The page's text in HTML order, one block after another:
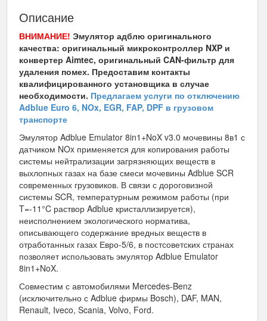
Описание
ВНИМАНИЕ! Эмулятор адблю оригинального
качества: оригинальный микроконтроллер NXP и
конвертер Aimtec, оригинальный CAN-фильтр для
удаления помех. Предоставим контакты
квалифицированного установщика в случае
необходимости. Предлагаем услуги по отключению
Adblue Euro 6, NOx, EGR, FAP, DPF в грузовом
транспорте
Эмулятор Adblue Emulator 8in1+NoX v3.0 мочевины 8в1 с
датчиком NOx применяется для копирования работы
системы нейтрализации загрязняющих веществ в
выхлопных газах на базе смеси мочевины Adblue SCR
современных грузовиков. В связи с дороговизной
системы SCR, температурным режимом работы (при
T=-11°C раствор Adblue кристаллизируется),
неисполнением экологического норматива,
описывающего содержание вредных веществ в
отработанных газах Евро-5/6, в постсоветских странах
позволяет использовать эмулятор Adblue Emulator
8in1+NoX.
Совместим с автомобилями Mercedes-Benz
(исключительно с Adblue фирмы Bosch), DAF, MAN,
Renault, Iveco, Scania, Volvo, Ford.